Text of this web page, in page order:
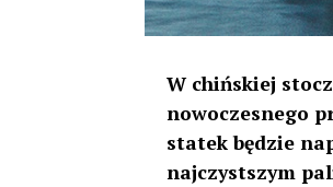
W chińskiej
nowoczesnego
statek będzie
najczystszym